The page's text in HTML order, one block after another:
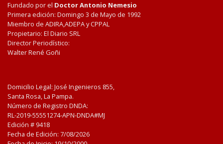
Fundado por el Doctor Antonio Nemesio
Primera edición: Domingo 3 de Mayo de 1992
Miembro de ADIRA,ADEPA y CPPAL
Propietario: El Diario SRL
Director Periodístico:
Walter René Goñi
Domicilio Legal: José Ingenieros 855,
Santa Rosa, La Pampa.
Número de Registro DNDA:
RL-2019-55551274-APN-DNDA#MJ
Edición # 9418
Fecha de Edición: 7/08/2026